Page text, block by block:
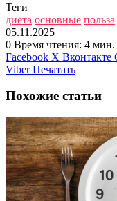
Теги
диета основные польза
05.11.2025
0 Время чтения: 4 мин.
Facebook X Вконтакте
Viber Печатать
Похожие статьи